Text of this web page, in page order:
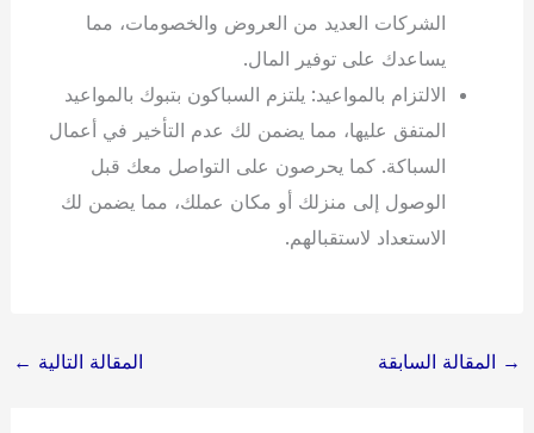
الشركات العديد من العروض والخصومات، مما
يساعدك على توفير المال.
الالتزام بالمواعيد: يلتزم السباكون بتبوك بالمواعيد
المتفق عليها، مما يضمن لك عدم التأخير في أعمال
السباكة. كما يحرصون على التواصل معك قبل
الوصول إلى منزلك أو مكان عملك، مما يضمن لك
الاستعداد لاستقبالهم.
→ المقالة السابقة المقالة التالية ←